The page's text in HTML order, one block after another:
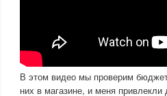
В этом видео мы проверим
них в магазине, и меня